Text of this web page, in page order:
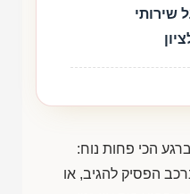
שירותי
הכי פחות נוח:
הפסיק להגיב, או